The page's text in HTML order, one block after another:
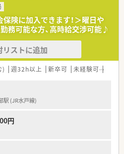
務になりますが、ドラッグストア薬剤
幅広くお客様の生活をサポートできる
予め時間を決めてヘルス売り場でのサ
多く、幅広い医療機関から処方箋を応
目を対応しており、科目が極端に偏る
て｢9時間勤務・8時間勤務｣のどちら
間に合わせている為、ライフワークバ
す。
目で薬局長、
保険に加入できます！＞曜日や
務可能な方、高時給交渉可能♪
リストに追加
) 週32h以上 新卒可 未経験可
駅 (JR水戸線)
円